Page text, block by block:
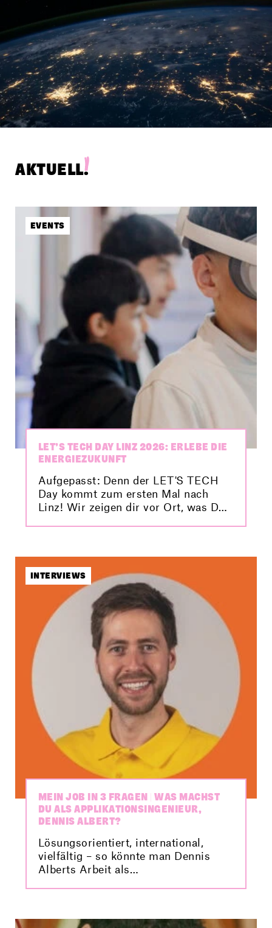
AKTUELL.
EVENTS
LET’S TECH DAY LINZ 2026: ERLEBE DIE
ENERGIEZUKUNFT
Aufgepasst: Denn der LET'S TECH
Day kommt zum ersten Mal nach
Linz! Wir zeigen dir vor Ort, was DU
INTERVIEWS
MEIN JOB IN 3 FRAGEN | WAS MACHST
DU ALS APPLIKATIONSINGENIEUR,
DENNIS ALBERT?
Lösungsorientiert, international,
vielfältig – so könnte man Dennis
Alberts Arbeit als
hinter diesem spannenden Beruf